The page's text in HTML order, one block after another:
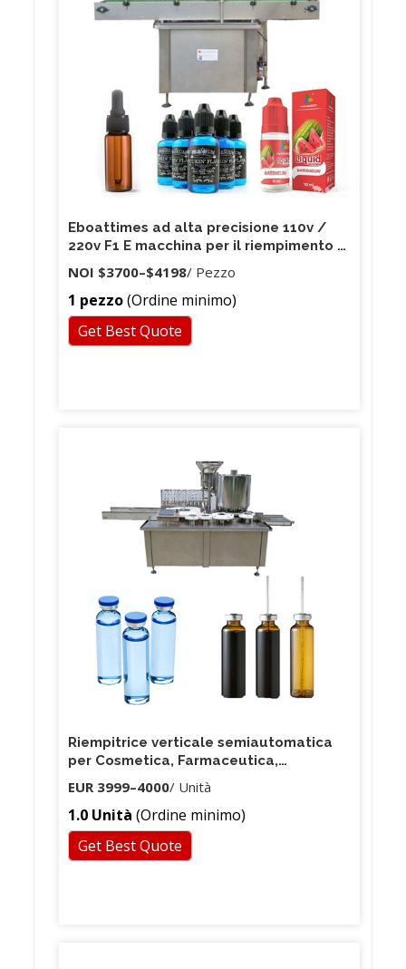
Eboattimes ad alta precisione 110v /
220v F1 E macchina per il riempimento di
capsule con cartuccia a penna vape
sigaretta manuale
NOI $3700–$4198/ Pezzo
1 pezzo(Ordine minimo)
Get Best Quote
Riempitrice verticale semiautomatica
per Cosmetica, Farmaceutica,
EUR 3999–4000/ Unità
1.0 Unità (Ordine minimo)
Get Best Quote